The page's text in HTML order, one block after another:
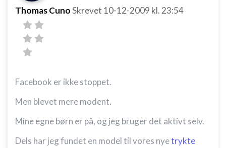
Thomas CunoSkrevet 10-12-2009 kl. 23:54
Facebook er ikke stoppet.
Men blevet mere modent.
Mine egne børn er på, og jeg bruger det aktivt selv.
Dels har jeg fundet en model til vores nyetrykte